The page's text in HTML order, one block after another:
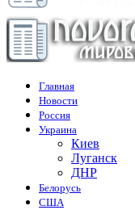
Главная
Новости
Россия
Украина
Киев
Луганск
ДНР
Белорусь
США